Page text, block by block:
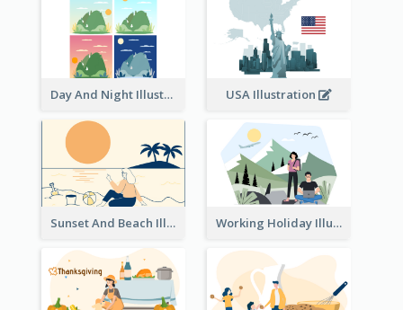
Day And Night Illustration USA Illustration
Sunset And Beach Illustration Working Holiday Illustration